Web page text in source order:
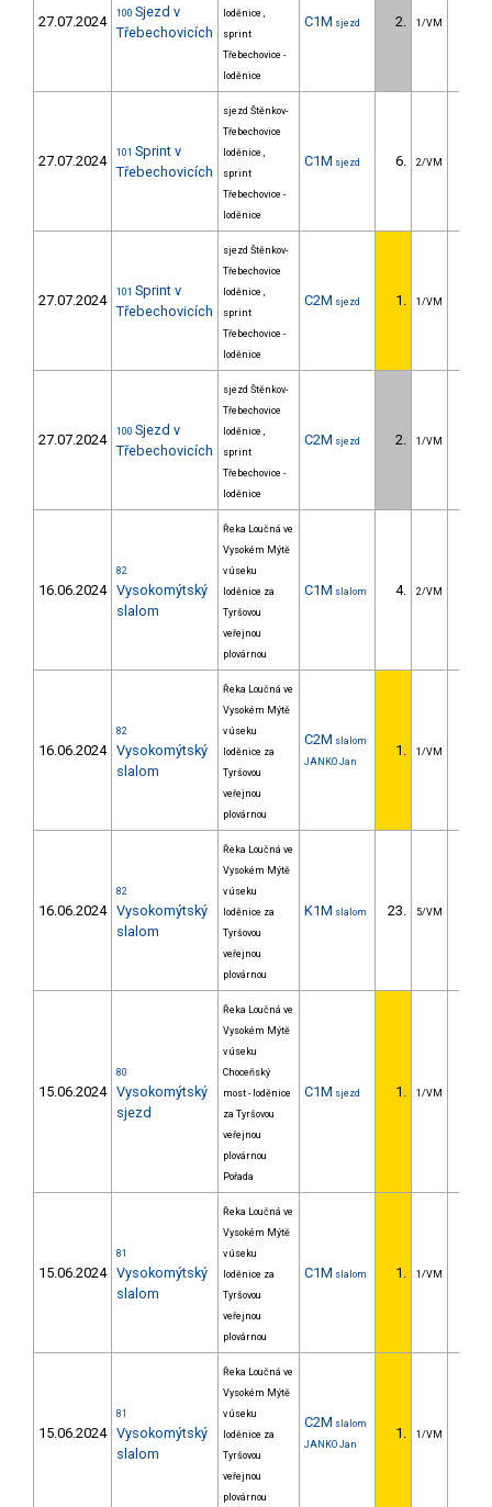
27.07.2024 100 Sjezd v
Třebechovicích
loděnice ,
sprint
Třebechovice -
loděnice
C1M sjezd 2. 1/VM
27.07.2024 101 Sprint v
Třebechovicích
sjezd Štěnkov-
Třebechovice
loděnice ,
sprint
Třebechovice -
loděnice
C1M sjezd 6. 2/VM
27.07.2024 101 Sprint v
Třebechovicích
sjezd Štěnkov-
Třebechovice
loděnice ,
sprint
Třebechovice -
loděnice
C2M sjezd 1. 1/VM
27.07.2024 100 Sjezd v
Třebechovicích
sjezd Štěnkov-
Třebechovice
loděnice ,
sprint
Třebechovice -
loděnice
C2M sjezd 2. 1/VM
16.06.2024
82
Vysokomýtský
slalom
Řeka Loučná ve
Vysokém Mýtě
v úseku
loděnice za
Tyršovou
veřejnou
plovárnou
C1M slalom 4. 2/VM
16.06.2024
82
Vysokomýtský
slalom
Řeka Loučná ve
Vysokém Mýtě
v úseku
loděnice za
Tyršovou
veřejnou
plovárnou
C2M slalom
JANKO Jan
1. 1/VM
16.06.2024
82
Vysokomýtský
slalom
Řeka Loučná ve
Vysokém Mýtě
v úseku
loděnice za
Tyršovou
veřejnou
plovárnou
K1M slalom 23. 5/VM
15.06.2024
80
Vysokomýtský
sjezd
Řeka Loučná ve
Vysokém Mýtě
v úseku
Choceňský
most - loděnice
za Tyršovou
veřejnou
plovárnou
Pořada
C1M sjezd 1. 1/VM
15.06.2024
81
Vysokomýtský
slalom
Řeka Loučná ve
Vysokém Mýtě
v úseku
loděnice za
Tyršovou
veřejnou
plovárnou
C1M slalom 1. 1/VM
15.06.2024
81
Vysokomýtský
slalom
Řeka Loučná ve
Vysokém Mýtě
v úseku
loděnice za
Tyršovou
veřejnou
plovárnou
C2M slalom
JANKO Jan
1. 1/VM